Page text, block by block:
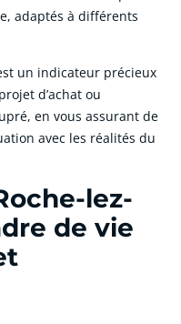
adaptés à différents
un indicateur précieux
d’achat ou
en vous assurant de
avec les réalités du
lez-
de vie